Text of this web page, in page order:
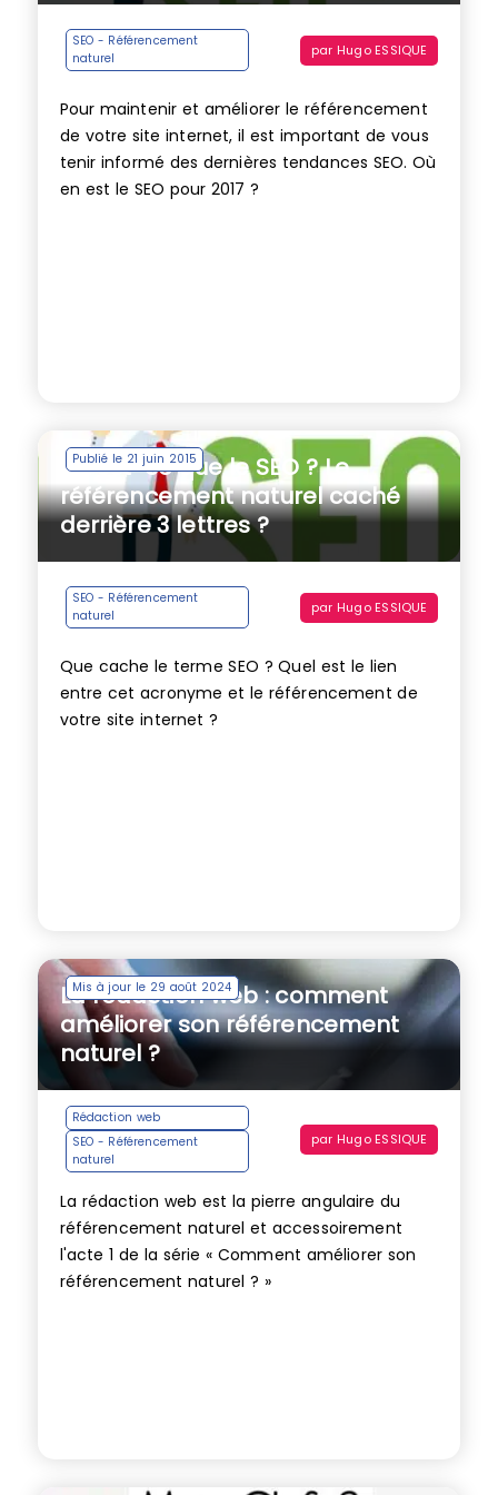
SEO - Référencement
naturel
par Hugo ESSIQUE
Pour maintenir et améliorer le référencement
de votre site internet, il est important de vous
tenir informé des dernières tendances SEO. Où
en est le SEO pour 2017 ?
Publié le 21 juin 2015
Qu’est-ce que le SEO ? Le
référencement naturel caché
derrière 3 lettres ?
SEO - Référencement
naturel
par Hugo ESSIQUE
Que cache le terme SEO ? Quel est le lien
entre cet acronyme et le référencement de
votre site internet ?
Mis à jour le 29 août 2024
La rédaction web : comment
améliorer son référencement
naturel ?
Rédaction web
SEO - Référencement
naturel
par Hugo ESSIQUE
La rédaction web est la pierre angulaire du
référencement naturel et accessoirement
l'acte 1 de la série « Comment améliorer son
référencement naturel ? »